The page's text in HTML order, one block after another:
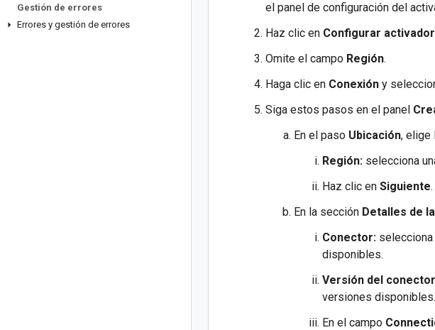
Gestión de errores
Errores y gestión de errores
el panel de configuración del
Haz clic en Configurar activador
Omite el campo Región.
Haga clic en Conexión y
Siga estos pasos en el panel
En el paso Ubicación, elige
Región: selecciona
Haz clic en Siguiente.
En la sección Detalles de
Conector: selecciona
disponibles.
Versión del
versiones disponibles.
En el campo